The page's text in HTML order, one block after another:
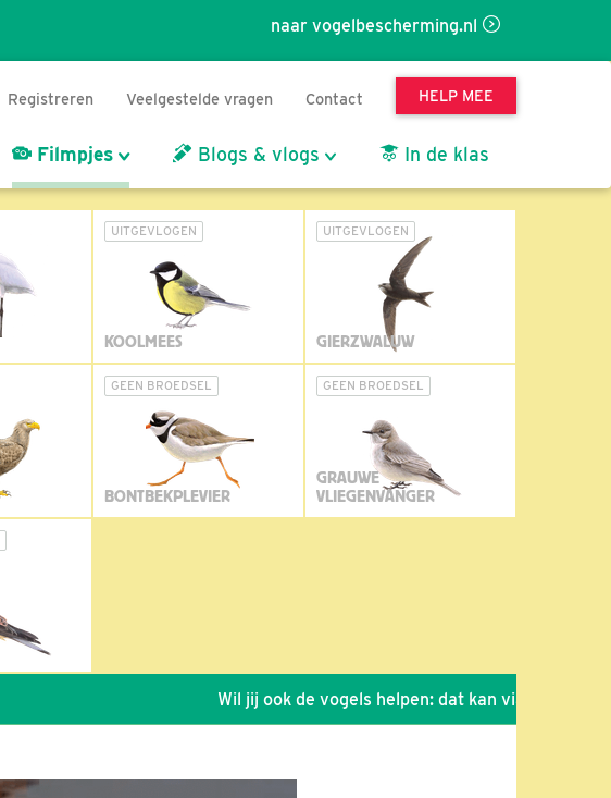
naar vogelbescherming.nl
Registreren Veelgestelde vragen Contact HELP MEE
Filmpjes Blogs & vlogs In de klas
UITGEVLOGEN
KOOLMEES
UITGEVLOGEN
GIERZWALUW
GEEN BROEDSEL
BONTBEKPLEVIER
GEEN BROEDSEL
GRAUWE
VLIEGENVANGER
Wil jij ook de vogels helpen: dat kan via de link!